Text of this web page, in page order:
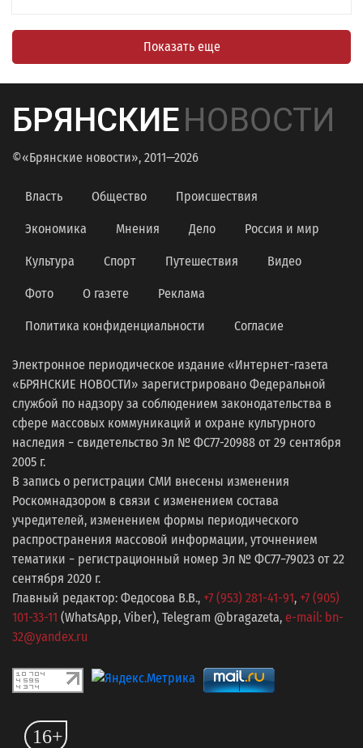
Показать еще
БРЯНСКИЕНОВОСТИ
©«Брянские новости», 2011—2026
Власть Общество Происшествия
Экономика Мнения Дело Россия и мир
Культура Спорт Путешествия Видео
Фото О газете Реклама
Политика конфиденциальности Согласие
Электронное периодическое издание «Интернет-газета
«БРЯНСКИЕ НОВОСТИ» зарегистрировано Федеральной
службой по надзору за соблюдением законодательства в
сфере массовых коммуникаций и охране культурного
наследия − свидетельство Эл № ФС77-20988 от 29 сентября
2005 г.
В запись о регистрации СМИ внесены изменения
Роскомнадзором в связи с изменением состава
учредителей, изменением формы периодического
распространения массовой информации, уточнением
тематики − регистрационный номер Эл № ФС77−79023 от 22
сентября 2020 г.
Главный редактор: Федосова В.В., +7 (953) 281-41-91, +7 (905)
101-33-11 (WhatsApp, Viber), Telegram @bragazeta, e-mail: bn-
32@yandex.ru
16+